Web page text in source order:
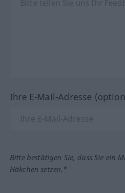
Ihre E-Mail-Adresse
Bitte bestätigen Sie, dass Sie ein
Häkchen setzen.*